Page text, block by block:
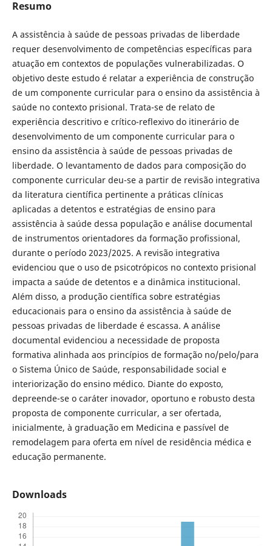
Resumo
A assistência à saúde de pessoas privadas de liberdade
requer desenvolvimento de competências específicas para
atuação em contextos de populações vulnerabilizadas. O
objetivo deste estudo é relatar a experiência de construção
de um componente curricular para o ensino da assistência à
saúde no contexto prisional. Trata-se de relato de
experiência descritivo e crítico-reflexivo do itinerário de
desenvolvimento de um componente curricular para o
ensino da assistência à saúde de pessoas privadas de
liberdade. O levantamento de dados para composição do
componente curricular deu-se a partir de revisão integrativa
da literatura científica pertinente a práticas clínicas
aplicadas a detentos e estratégias de ensino para
assistência à saúde dessa população e análise documental
de instrumentos orientadores da formação profissional,
durante o período 2023/2025. A revisão integrativa
evidenciou que o uso de psicotrópicos no contexto prisional
impacta a saúde de detentos e a dinâmica institucional.
Além disso, a produção científica sobre estratégias
educacionais para o ensino da assistência à saúde de
pessoas privadas de liberdade é escassa. A análise
documental evidenciou a necessidade de proposta
formativa alinhada aos princípios de formação no/pelo/para
o Sistema Único de Saúde, responsabilidade social e
interiorização do ensino médico. Diante do exposto,
depreende-se o caráter inovador, oportuno e robusto desta
proposta de componente curricular, a ser ofertada,
inicialmente, à graduação em Medicina e passível de
remodelagem para oferta em nível de residência médica e
educação permanente.
Downloads